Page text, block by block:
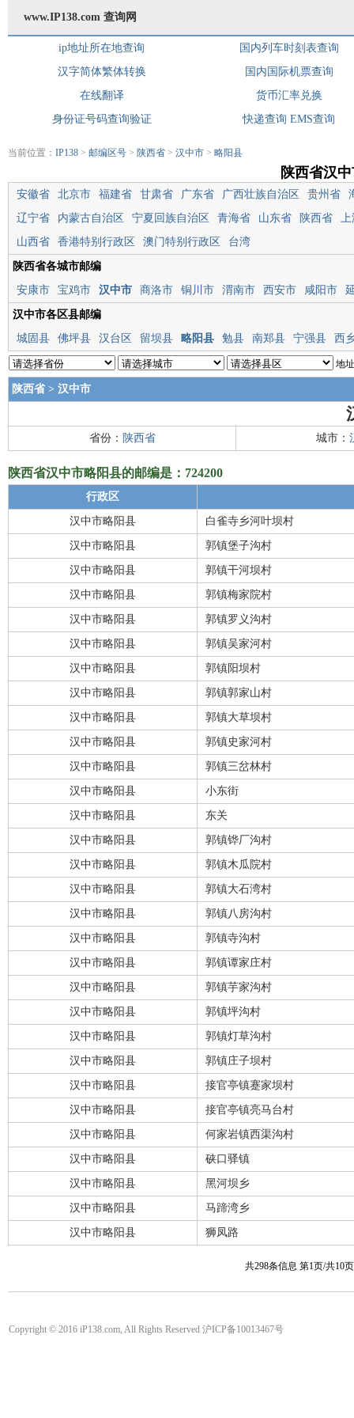
www.IP138.com 查询网
ip地址所在地查询
国内列车时刻表查询
汉字简体繁体转换
国内国际机票查询
在线翻译
货币汇率兑换
身份证号码查询验证
快递查询 EMS查询
当前位置： IP138 > 邮编区号 > 陕西省 > 汉中市 > 略阳县
陕西省汉
安徽省 北京市 福建省 甘肃省 广东省 广西壮族自治区 贵州省
辽宁省
内蒙古自治区 宁夏回族自治区 青海省 山东省 陕西省
上
山西省
香港特别行政区 澳门特别行政区 台湾
陕西省各城市邮编
安康市
宝鸡市 汉中市 商洛市 铜川市 渭南市 西安市 咸阳市
汉中市各区县邮编
城固县
佛坪县 汉台区 留坝县 略阳县 勉县 南郑县 宁强县 西
地
陕西省> 汉中市
省份： 陕西省 城市：
陕西省汉中市略阳县的邮编是：724200
行政区
汉中市略阳县 白雀寺乡河叶坝村
汉中市略阳县 郭镇堡子沟村
汉中市略阳县 郭镇干河坝村
汉中市略阳县 郭镇梅家院村
汉中市略阳县 郭镇罗义沟村
汉中市略阳县 郭镇吴家河村
汉中市略阳县 郭镇阳坝村
汉中市略阳县 郭镇郭家山村
汉中市略阳县 郭镇大草坝村
汉中市略阳县 郭镇史家河村
汉中市略阳县 郭镇三岔林村
汉中市略阳县 小东街
汉中市略阳县 东关
汉中市略阳县 郭镇铧厂沟村
汉中市略阳县 郭镇木瓜院村
汉中市略阳县 郭镇大石湾村
汉中市略阳县 郭镇八房沟村
汉中市略阳县 郭镇寺沟村
汉中市略阳县 郭镇谭家庄村
汉中市略阳县 郭镇芋家沟村
汉中市略阳县 郭镇坪沟村
汉中市略阳县 郭镇灯草沟村
汉中市略阳县 郭镇庄子坝村
汉中市略阳县 接官亭镇蹇家坝村
汉中市略阳县 接官亭镇亮马台村
汉中市略阳县 何家岩镇西渠沟村
汉中市略阳县 硖口驿镇
汉中市略阳县 黑河坝乡
汉中市略阳县 马蹄湾乡
汉中市略阳县 狮凤路
共298条信息 第1页/共10
Copyright © 2016 iP138.com, All Rights Reserved 沪ICP备10013467号